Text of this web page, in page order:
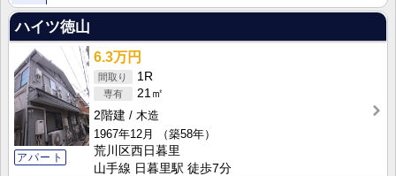
ハイツ徳山
アパート
6.3万円
1R
21㎡
2階建
木造
1967年12月
（築58年）
荒川区西日暮里
山手線 日暮里駅 徒歩7分